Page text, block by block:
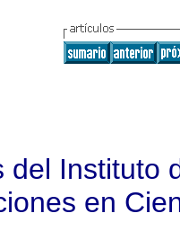
del Instituto
en